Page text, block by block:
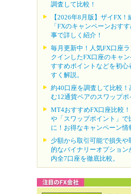
調査して比較！
【2026年8月版】ザイFX
「FXのキャンペーンおす
事で詳しく紹介！
毎月更新中！人気FX口座
クインしたFX口座のキャ
すすめポイントなどを初心
すく解説。
約40口座を調査して比較
む12通貨ペアのスワップポ
MT4おすすめFX口座比較！
や「スワップポイント」で
に！お得なキャンペーン情
少額から取引可能で損失や
的なバイナリーオプション
内全7口座を徹底比較。